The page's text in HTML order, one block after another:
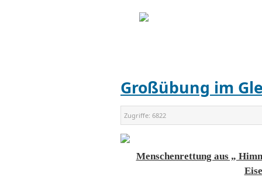
Großübung im
Zugriffe: 6822
Menschenrettung aus „